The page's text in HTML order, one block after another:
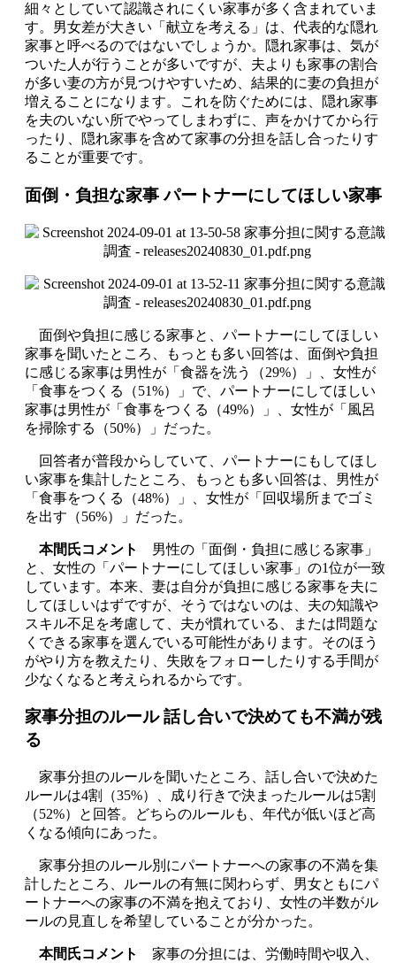
細々としていて認識されにくい家事が多く含まれていま
す。男女差が大きい「献立を考える」は、代表的な隠れ
家事と呼べるのではないでしょうか。隠れ家事は、気が
ついた人が行うことが多いですが、夫よりも家事の割合
が多い妻の方が見つけやすいため、結果的に妻の負担が
増えることになります。これを防ぐためには、隠れ家事
を夫のいない所でやってしまわずに、声をかけてから行
ったり、隠れ家事を含めて家事の分担を話し合ったりす
ることが重要です。
面倒・負担な家事 パートナーにしてほしい家事
面倒や負担に感じる家事と、パートナーにしてほしい
家事を聞いたところ、もっとも多い回答は、面倒や負担
に感じる家事は男性が「食器を洗う（29%）」、女性が
「食事をつくる（51%）」で、パートナーにしてほしい
家事は男性が「食事をつくる（49%）」、女性が「風呂
を掃除する（50%）」だった。
回答者が普段からしていて、パートナーにもしてほし
い家事を集計したところ、もっとも多い回答は、男性が
「食事をつくる（48%）」、女性が「回収場所までゴミ
を出す（56%）」だった。
本間氏コメント
男性の「面倒・負担に感じる家事」
と、女性の「パートナーにしてほしい家事」の1位が一致
しています。本来、妻は自分が負担に感じる家事を夫に
してほしいはずですが、そうではないのは、夫の知識や
スキル不足を考慮して、夫が慣れている、または問題な
くできる家事を選んでいる可能性があります。そのほう
がやり方を教えたり、失敗をフォローしたりする手間が
少なくなると考えられるからです。
家事分担のルール 話し合いで決めても不満が残
る
家事分担のルールを聞いたところ、話し合いで決めた
ルールは4割（35%）、成り行きで決まったルールは5割
（52%）と回答。どちらのルールも、年代が低いほど高
くなる傾向にあった。
家事分担のルール別にパートナーへの家事の不満を集
計したところ、ルールの有無に関わらず、男女ともにパ
ートナーへの家事の不満を抱えており、女性の半数がル
ールの見直しを希望していることが分かった。
本間氏コメント 家事の分担には、労働時間や収入、